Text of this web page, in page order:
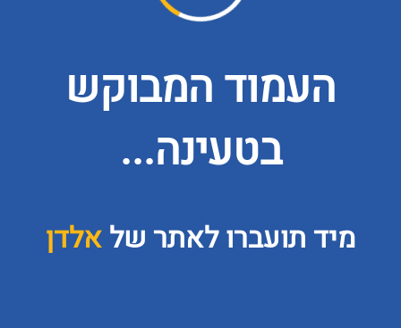
העמוד המבוקש
בטעינה...
מיד תועברו לאתר שלאלדן